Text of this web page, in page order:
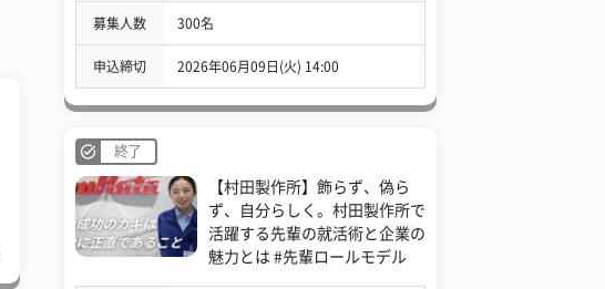
募集人数 300名
申込締切 2026年06月09日(火) 14:00
終了
【村田製作所】飾らず、偽ら
ず、自分らしく。村田製作所で
活躍する先輩の就活術と企業の
魅力とは #先輩ロールモデル